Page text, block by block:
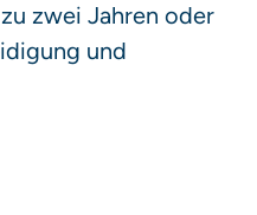
zwei Jahren oder
und